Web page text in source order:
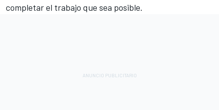
completar el trabajo que sea posible.